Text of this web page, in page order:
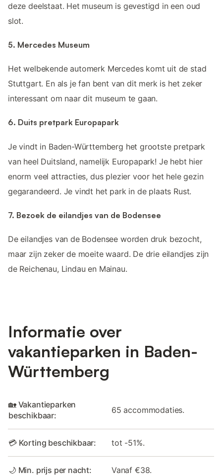
deze deelstaat. Het museum is gevestigd in een oud
slot.
5. Mercedes Museum
Het welbekende automerk Mercedes komt uit de stad
Stuttgart. En als je fan bent van dit merk is het zeker
interessant om naar dit museum te gaan.
6. Duits pretpark Europapark
Je vindt in Baden-Württemberg het grootste pretpark
van heel Duitsland, namelijk Europapark! Je hebt hier
enorm veel attracties, dus plezier voor het hele gezin
gegarandeerd. Je vindt het park in de plaats Rust.
7. Bezoek de eilandjes van de Bodensee
De eilandjes van de Bodensee worden druk bezocht,
maar zijn zeker de moeite waard. De drie eilandjes zijn
de Reichenau, Lindau en Mainau.
Informatie over
vakantieparken in Baden-
Württemberg
🏡 Vakantieparken
beschikbaar:
65 accommodaties.
💳 Korting beschikbaar: tot -51%.
🌙 Min. prijs per nacht: Vanaf €38.